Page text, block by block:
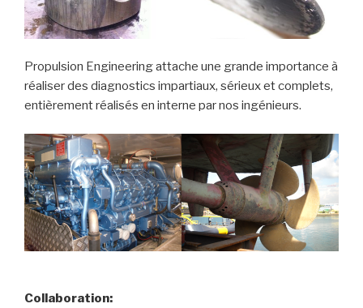
Propulsion Engineering attache une grande importance à
réaliser des diagnostics impartiaux, sérieux et complets,
entièrement réalisés en interne par nos ingénieurs.
Collaboration: